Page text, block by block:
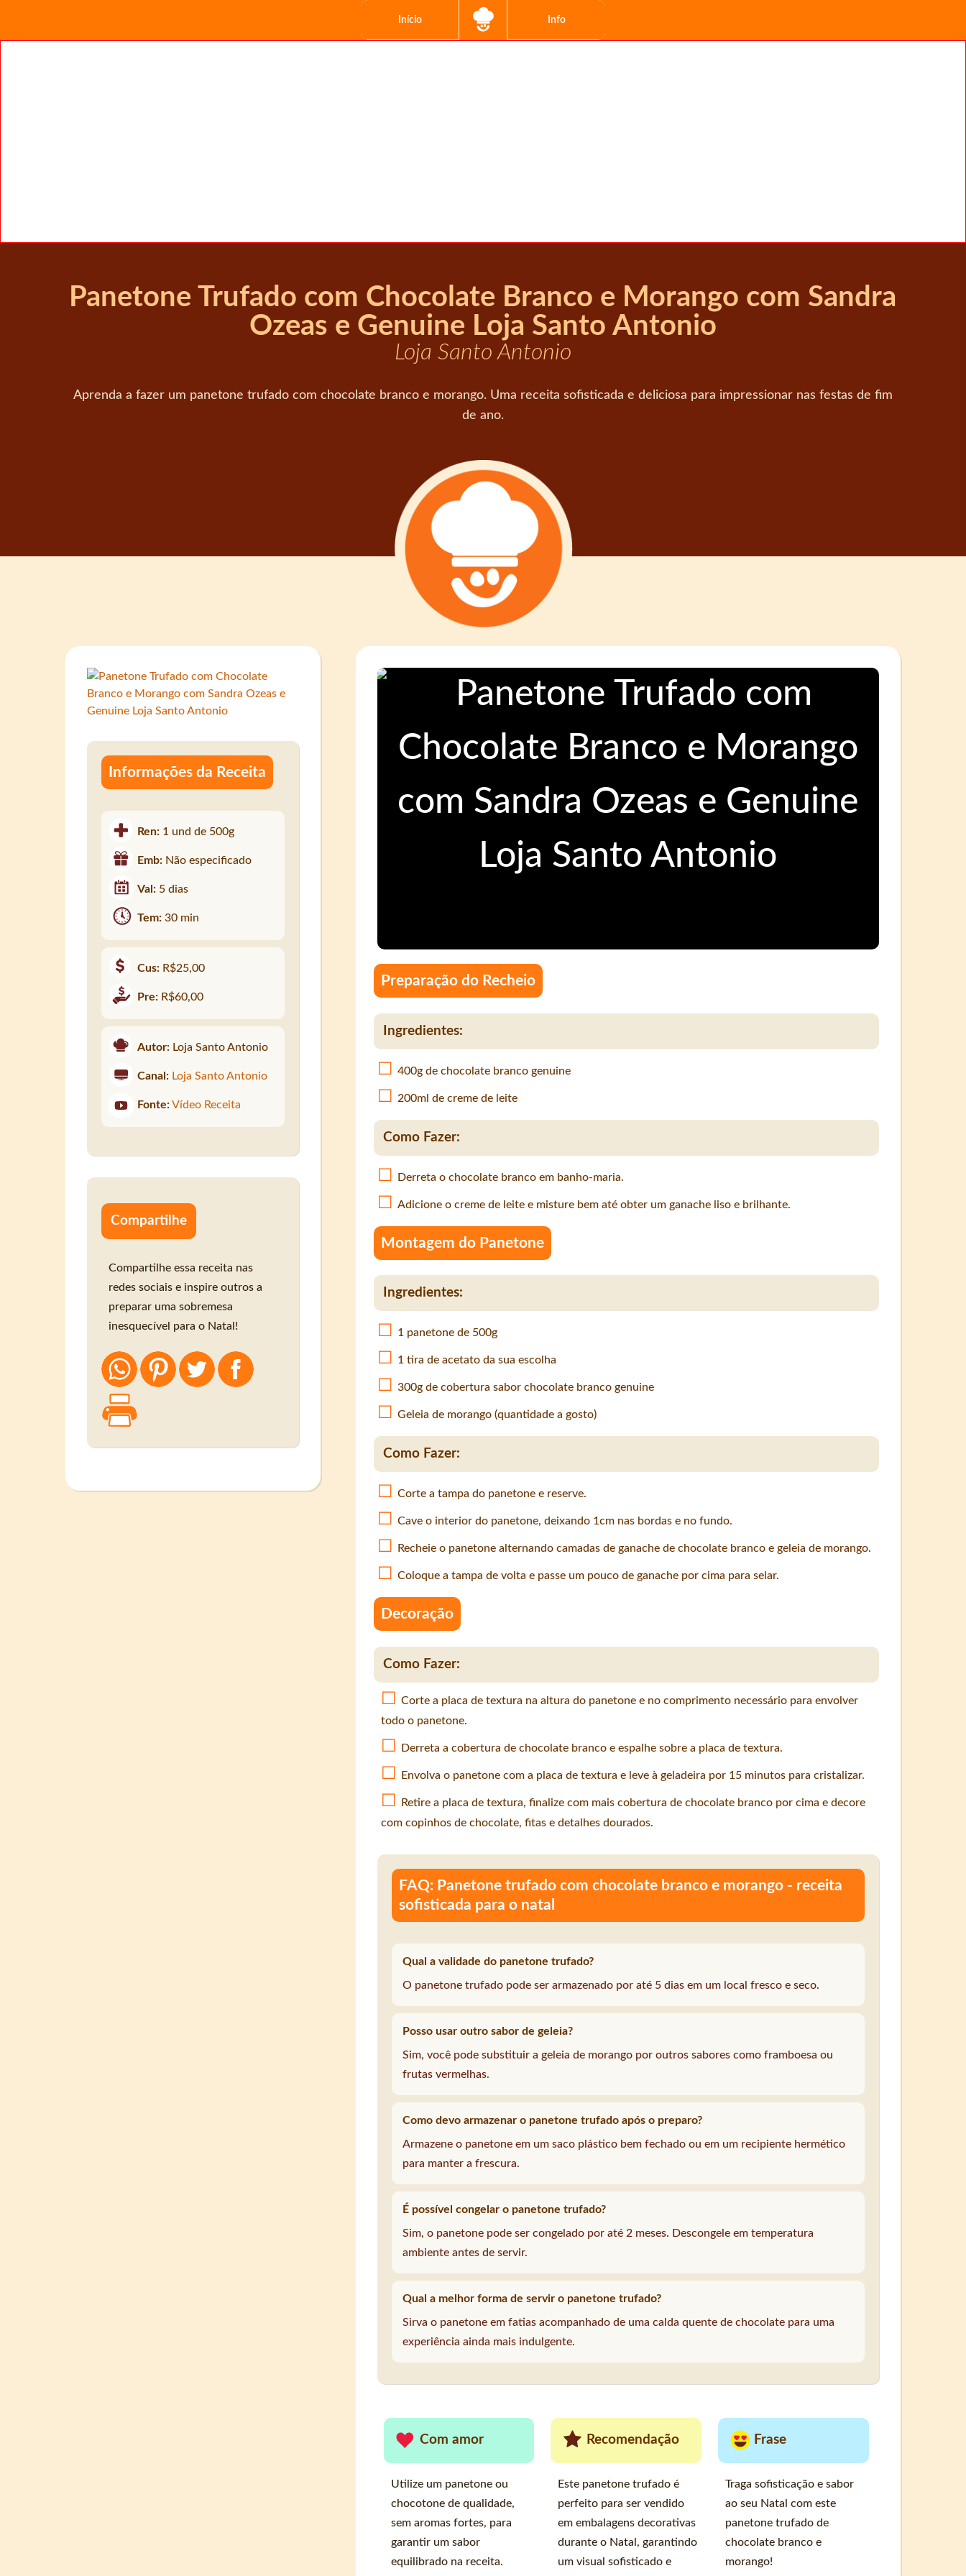
Início Info
Panetone Trufado com Chocolate Branco e Morango com Sandra
Ozeas e Genuine Loja Santo Antonio
Loja Santo Antonio
Aprenda a fazer um panetone trufado com chocolate branco e morango. Uma receita sofisticada e deliciosa para impressionar nas festas de fim
de ano.
Preparação do Recheio
Ingredientes:
400g de chocolate branco genuine
200ml de creme de leite
Como Fazer:
Derreta o chocolate branco em banho-maria.
Adicione o creme de leite e misture bem até obter um ganache liso e brilhante.
Montagem do Panetone
Ingredientes:
1 panetone de 500g
1 tira de acetato da sua escolha
300g de cobertura sabor chocolate branco genuine
Geleia de morango (quantidade a gosto)
Como Fazer:
Corte a tampa do panetone e reserve.
Cave o interior do panetone, deixando 1cm nas bordas e no fundo.
Recheie o panetone alternando camadas de ganache de chocolate branco e geleia de morango.
Coloque a tampa de volta e passe um pouco de ganache por cima para selar.
Decoração
Como Fazer:
Corte a placa de textura na altura do panetone e no comprimento necessário para envolver
todo o panetone.
Derreta a cobertura de chocolate branco e espalhe sobre a placa de textura.
Envolva o panetone com a placa de textura e leve à geladeira por 15 minutos para cristalizar.
Retire a placa de textura, finalize com mais cobertura de chocolate branco por cima e decore
com copinhos de chocolate, fitas e detalhes dourados.
FAQ: Panetone trufado com chocolate branco e morango - receita
sofisticada para o natal
Qual a validade do panetone trufado?
O panetone trufado pode ser armazenado por até 5 dias em um local fresco e seco.
Posso usar outro sabor de geleia?
Sim, você pode substituir a geleia de morango por outros sabores como framboesa ou
frutas vermelhas.
Como devo armazenar o panetone trufado após o preparo?
Armazene o panetone em um saco plástico bem fechado ou em um recipiente hermético
para manter a frescura.
É possível congelar o panetone trufado?
Sim, o panetone pode ser congelado por até 2 meses. Descongele em temperatura
ambiente antes de servir.
Qual a melhor forma de servir o panetone trufado?
Sirva o panetone em fatias acompanhado de uma calda quente de chocolate para uma
experiência ainda mais indulgente.
Com amor
Utilize um panetone ou
chocotone de qualidade,
sem aromas fortes, para
garantir um sabor
equilibrado na receita.
Recomendação
Este panetone trufado é
perfeito para ser vendido
em embalagens decorativas
durante o Natal, garantindo
um visual sofisticado e
Frase
Traga sofisticação e sabor
ao seu Natal com este
panetone trufado de
chocolate branco e
morango!
Informações da Receita
Ren: 1 und de 500g
Emb: Não especificado
Val: 5 dias
Tem:30 min
Cus: R$25,00
Pre: R$60,00
Autor: Loja Santo Antonio
Canal: Loja Santo Antonio
Fonte: Vídeo Receita
Compartilhe
Compartilhe essa receita nas
redes sociais e inspire outros a
preparar uma sobremesa
inesquecível para o Natal!